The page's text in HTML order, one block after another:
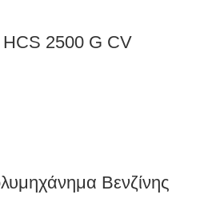
HCS 2500 G CV
Βενζίνης